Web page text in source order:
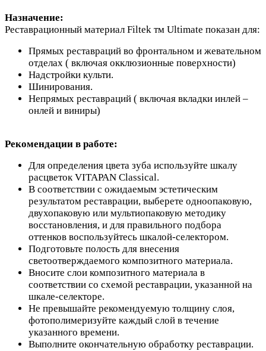
Назначение:
Реставрационный материал Filtek тм Ultimate показан для:
Прямых реставраций во фронтальном и жевательном
отделах ( включая окклюзионные поверхности)
Надстройки культи.
Шинирования.
Непрямых реставраций ( включая вкладки инлей –
онлей и виниры)
Рекомендации в работе:
Для определения цвета зуба используйте шкалу
расцветок VITAPAN Classical.
В соответствии с ожидаемым эстетическим
результатом реставрации, выберете одноопаковую,
двухопаковую или мультиопаковую методику
восстановления, и для правильного подбора
оттенков воспользуйтесь шкалой-селектором.
Подготовьте полость для внесения
светоотверждаемого композитного материала.
Вносите слои композитного материала в
соответствии со схемой реставрации, указанной на
шкале-селекторе.
Не превышайте рекомендуемую толщину слоя,
фотополимеризуйте каждый слой в течение
указанного времени.
Выполните окончательную обработку реставрации.